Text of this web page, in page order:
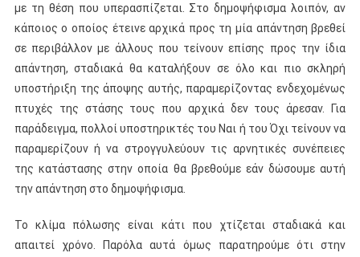
με τη θέση που υπερασπίζεται. Στο δημοψήφισμα λοιπόν, αν
κάποιος ο οποίος έτεινε αρχικά προς τη μία απάντηση βρεθεί
σε περιβάλλον με άλλους που τείνουν επίσης προς την ίδια
απάντηση, σταδιακά θα καταλήξουν σε όλο και πιο σκληρή
υποστήριξη της άποψης αυτής, παραμερίζοντας ενδεχομένως
πτυχές της στάσης τους που αρχικά δεν τους άρεσαν. Για
παράδειγμα, πολλοί υποστηρικτές του Ναι ή του Όχι τείνουν να
παραμερίζουν ή να στρογγυλεύουν τις αρνητικές συνέπειες
της κατάστασης στην οποία θα βρεθούμε εάν δώσουμε αυτή
την απάντηση στο δημοψήφισμα.
Το κλίμα πόλωσης είναι κάτι που χτίζεται σταδιακά και
απαιτεί χρόνο. Παρόλα αυτά όμως παρατηρούμε ότι στην